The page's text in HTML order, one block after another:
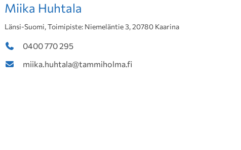
Miika Huhtala
Länsi-Suomi, Toimipiste: Niemeläntie 3, 20780 Kaarina
0400 770 295
miika.huhtala@tammiholma.fi